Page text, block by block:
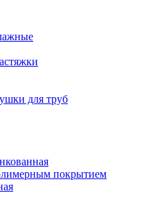
для труб
покрытием